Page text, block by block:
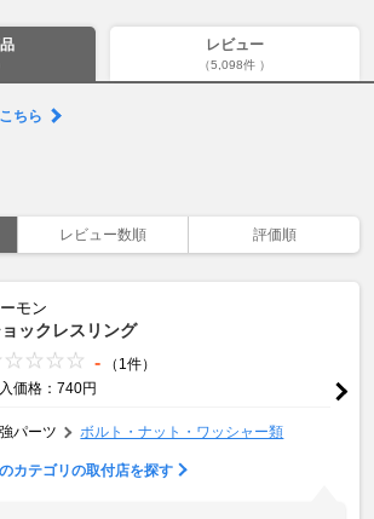
レビュー
（5,098件 ）
ちら
レビュー数順 評価順
モン
ックレスリング
-
（1件）
価格：740円
パーツ ボルト・ナット・ワッシャー類
カテゴリの取付店を探す